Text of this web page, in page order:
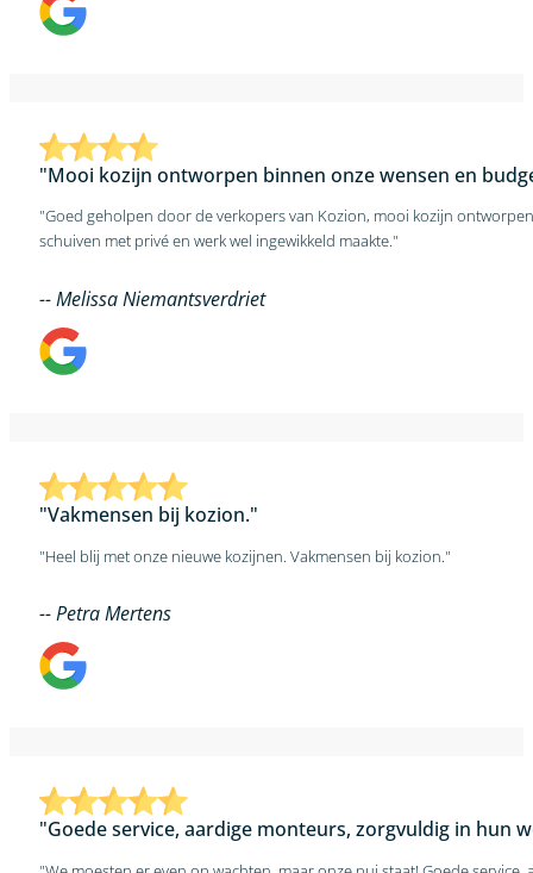
"Mooi kozijn ontworpen binnen onze wensen en
"Goed geholpen door de verkopers van Kozion, mooi kozijn
schuiven met privé en werk wel ingewikkeld maakte."
-- Melissa Niemantsverdriet
"Vakmensen bij kozion."
"Heel blij met onze nieuwe kozijnen. Vakmensen bij kozion."
-- Petra Mertens
"Goede service, aardige monteurs, zorgvuldig in hun